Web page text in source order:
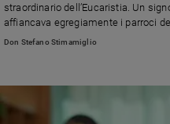
straordinario dell’Eucaristia. Un
affiancava egregiamente i parroci
lasciato moglie e figlio per una
Don Stefano Stimamiglio